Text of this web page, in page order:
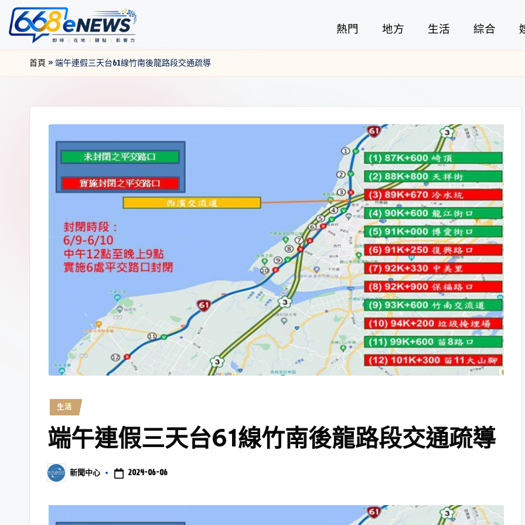
熱門 地方 生活 綜合
首頁 » 端午連假三天台61線竹南後龍路段交通疏導
生活
端午連假三天台61線竹南後龍路段交通疏導
新聞中心 2024-06-06